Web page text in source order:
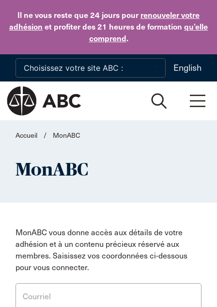
Il ne vous reste que 24 jours pour renouveler votre
adhésion et profiter des 21 heures de formation qu’elle
comprend.
Skip to main content
English
Accueil / MonABC
MonABC
MonABC vous donne accès aux détails de votre
adhésion et à un contenu précieux réservé aux
membres. Saisissez vos coordonnées ci-dessous
pour vous connecter.
Courriel